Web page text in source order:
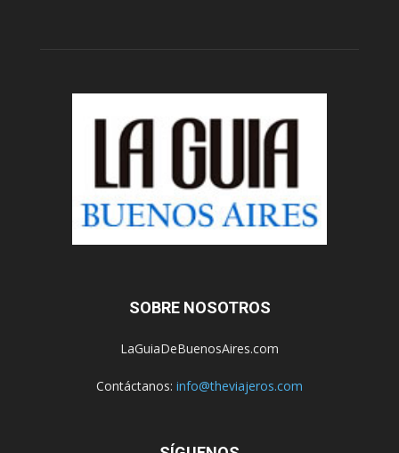
SOBRE NOSOTROS
LaGuiaDeBuenosAires.com
Contáctanos: info@theviajeros.com